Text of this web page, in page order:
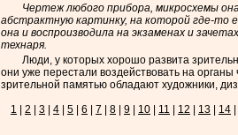
Чертеж любого прибора, микросхемы
абстрактную картинку, на которой где-то
она и воспроизводила на экзаменах и
технаря.
Люди, у которых хорошо развита
они уже перестали воздействовать на
зрительной памятью обладают художники,
1
2 3 4 5 6 7 8 9 10 11 12 13 14